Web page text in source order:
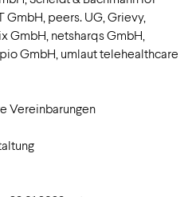
GmbH, peers. UG, Grievy,
GmbH, netsharqs GmbH,
GmbH, umlaut telehealthcare
Vereinbarungen